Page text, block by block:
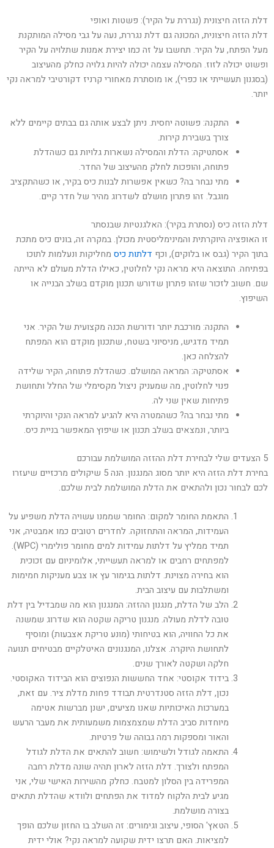
דלת הזזה חיצונית (נגררת על הקיר): פשטות ואופי
דלת הזזה חיצונית, המכונה גם דלת נגררת, נעה על גבי מסילה המותקנת
מעל הפתח, על הקיר. תחשבו על זה כמו יצירת אמנות שתלויה על הקיר
ופשוט יכולה לזוז. המסילה עצמה יכולה להיות גלויה כחלק מהעיצוב
(בסגנון תעשייתי או כפרי), או מוסתרת מאחורי קרניז דקורטיבי למראה נקי
יותר.
התקנה: פשוטה יחסית. ניתן לבצע אותה גם בבתים קיימים ללא
צורך בשבירת קירות.
אסתטיקה: הדלת והמסילה נשארות גלויות גם כשהדלת
פתוחה, והופכות לחלק מהעיצוב של החדר.
מתי נבחר בה? כשאין אפשרות לבנות כיס בקיר, או כשהתקציב
מוגבל. זהו פתרון מושלם לשדרוג מהיר של חדר קיים.
דלת הזזה כיס (נסתרת בקיר): האלגנטיות שבנסתר
זו האופציה היוקרתית והמינימליסטית מכולן. במקרה זה, בונים כיס מתכת
בתוך הקיר (גבס או בלוקים), וכף דלתות כיס מחליקות ונעלמות לתוכו
בפתיחה. התוצאה היא מראה נקי לחלוטין, כאילו הדלת מעולם לא הייתה
שם. חשוב לזכור שזהו פתרון שדורש תכנון מוקדם בשלב הבנייה או
השיפוץ.
התקנה: מורכבת יותר ודורשת הכנה מקצועית של הקיר. אני
תמיד מדגיש, מניסיוני בשטח, שתכנון מוקדם הוא המפתח
להצלחה כאן.
אסתטיקה: המראה המושלם. כשהדלת פתוחה, הקיר שלידה
פנוי לחלוטין, מה שמעניק ניצול מקסימלי של החלל ותחושת
פתיחות שאין שני לה.
מתי נבחר בה? כשהמטרה היא להגיע למראה הנקי והיוקרתי
ביותר, ונמצאים בשלב תכנון או שיפוץ המאפשר בניית כיס.
5 הצעדים שלי לבחירת דלת ההזזה המושלמת עבורכם
בחירת דלת הזזה היא יותר מסוג המנגנון. הנה 5 שיקולים מרכזיים שיעזרו
לכם לבחור נכון ולהתאים את הדלת המושלמת לבית שלכם.
התאמת החומר למקום: החומר שממנו עשויה הדלת משפיע על
העמידות, המראה והתחזוקה. לחדרים רטובים כמו אמבטיה, אני
תמיד ממליץ על דלתות עמידות למים מחומר פולימרי (WPC).
למפתחים רחבים או למראה תעשייתי, אלומיניום עם זכוכית
הוא בחירה מצוינת. דלתות בגימור עץ או צבע מעניקות חמימות
ומשתלבות עם עיצוב הבית.
הלב של הדלת, מנגנון ההזזה: המנגנון הוא מה שמבדיל בין דלת
טובה לדלת מעולה. מנגנון טריקה שקטה הוא שדרוג שמשנה
את כל החוויה, הוא בטיחותי (מונע טריקת אצבעות) ומוסיף
לתחושת היוקרה. אצלנו, המנגנונים האיטלקיים מבטיחים תנועה
חלקה ושקטה לאורך שנים.
בידוד אקוסטי: אחד החששות הנפוצים הוא הבידוד האקוסטי.
נכון, דלת הזזה סטנדרטית תבודד פחות מדלת ציר. עם זאת,
במערכות האיכותיות שאנו מציעים, ישנן מברשות אטימה
מיוחדות סביב הדלת שמצמצמות משמעותית את מעבר הרעש
והאור ומספקות רמה גבוהה של פרטיות.
התאמה לגודל ולשימוש: חשוב להתאים את הדלת לגודל
המפתח ולצורך. דלת הזזה לארון תהיה שונה מדלת רחבה
המפרידה בין הסלון למטבח. כחלק מהשירות האישי שלי, אני
מגיע לבית הלקוח למדוד את הפתחים ולוודא שהדלת תתאים
בצורה מושלמת.
הטאץ' הסופי, עיצוב וגימורים: זה השלב בו החזון שלכם הופך
למציאות. האם תרצו ידית שקועה למראה נקי? אולי ידית